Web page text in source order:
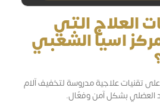
العلاج التي
اسيا الشعبي
تقنيات علاجية مدروسة لتخفيف آلام
العضلي بشكل آمن وفعّال.